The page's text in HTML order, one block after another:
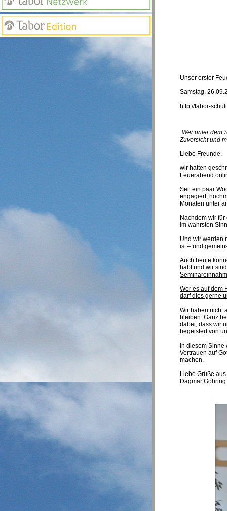
Unser erster
Samstag,
http://tabor-
„Wer unter dem
Zuversicht und
Liebe Freunde,
wir hatten
Feuerabend
Seit ein paar
engagiert,
Monaten unter
Nachdem wir
im wahrsten
Und wir werden
ist – und
Auch heute
habt und wir
Wer es auf dem
darf dies gerne
Wir haben nicht
bleiben. Ganz
dabei, dass wir
begeistert von
In diesem
Vertrauen auf
machen.
Liebe Grüße
Dagmar